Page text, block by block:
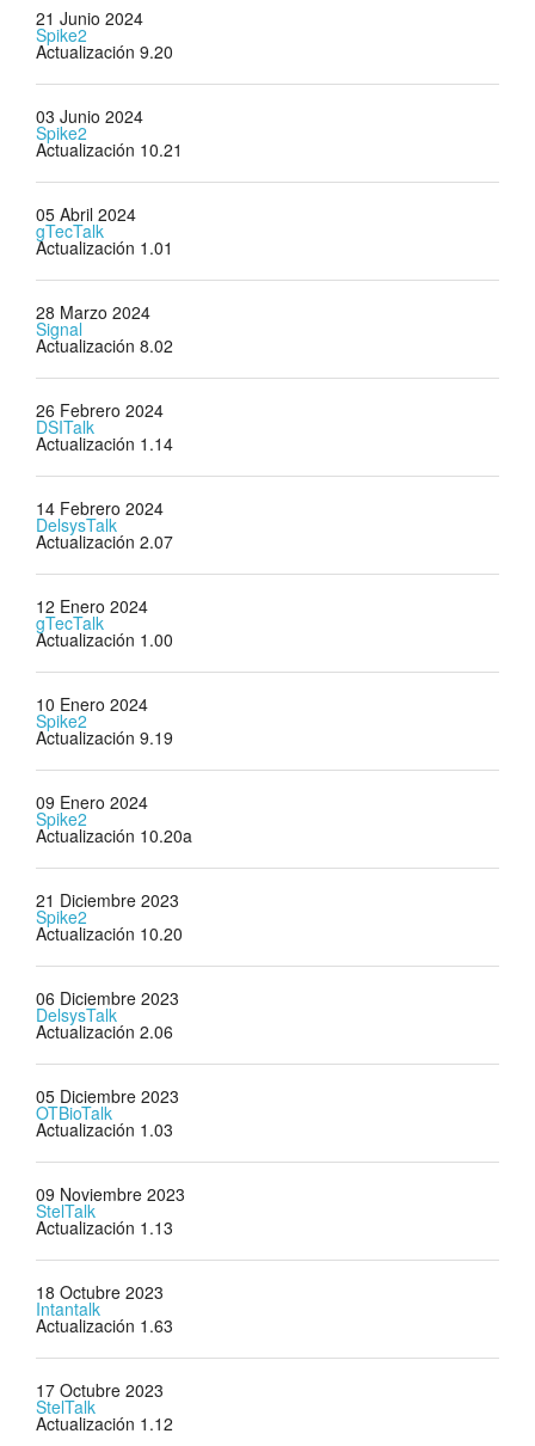
21 Junio 2024
Spike2
Actualización 9.20
03 Junio 2024
Spike2
Actualización 10.21
05 Abril 2024
gTecTalk
Actualización 1.01
28 Marzo 2024
Signal
Actualización 8.02
26 Febrero 2024
DSITalk
Actualización 1.14
14 Febrero 2024
DelsysTalk
Actualización 2.07
12 Enero 2024
gTecTalk
Actualización 1.00
10 Enero 2024
Spike2
Actualización 9.19
09 Enero 2024
Spike2
Actualización 10.20a
21 Diciembre 2023
Spike2
Actualización 10.20
06 Diciembre 2023
DelsysTalk
Actualización 2.06
05 Diciembre 2023
OTBioTalk
Actualización 1.03
09 Noviembre 2023
StelTalk
Actualización 1.13
18 Octubre 2023
Intantalk
Actualización 1.63
17 Octubre 2023
StelTalk
Actualización 1.12